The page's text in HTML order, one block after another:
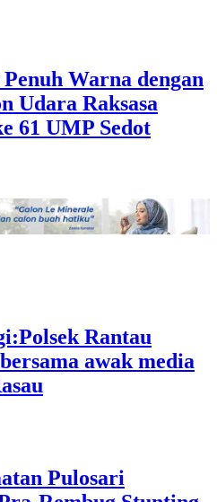
Warna dengan
Udara Raksasa
61 UMP Sedot
Rantau
awak media
Pulosari